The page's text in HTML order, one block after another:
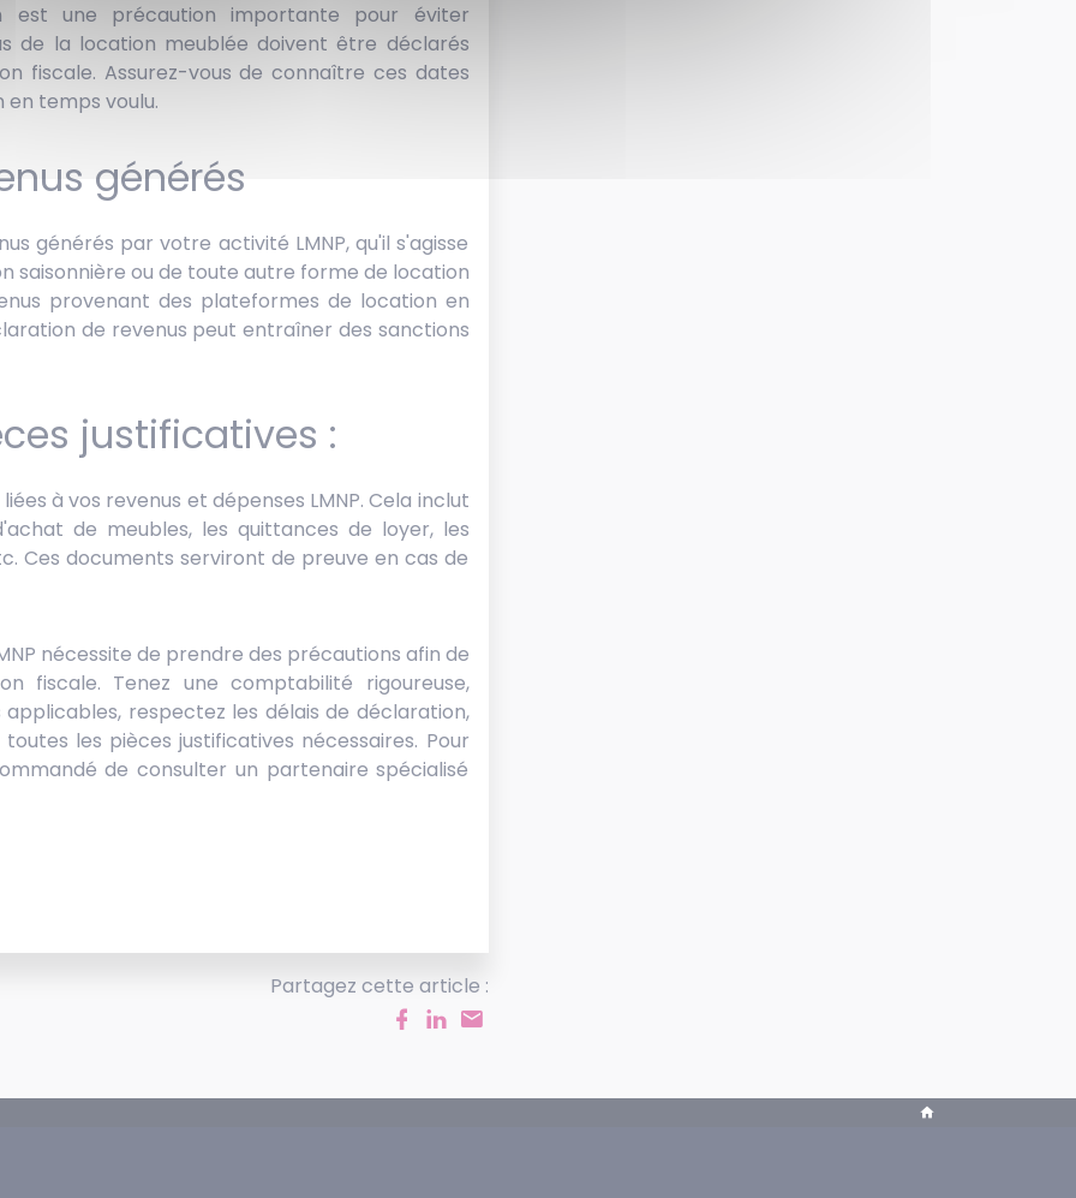
est une précaution importante pour éviter
de la location meublée doivent être déclarés
fiscale. Assurez-vous de connaître ces dates
temps voulu.
générés
générés par votre activité LMNP, qu'il s'agisse
saisonnière ou de toute autre forme de location
provenant des plateformes de location en
de revenus peut entraîner des sanctions
justificatives :
à vos revenus et dépenses LMNP. Cela inclut
de meubles, les quittances de loyer, les
Ces documents serviront de preuve en cas de
nécessite de prendre des précautions afin de
fiscale. Tenez une comptabilité rigoureuse,
respectez les délais de déclaration,
les pièces justificatives nécessaires. Pour
de consulter un partenaire spécialisé
Partagez cette article :